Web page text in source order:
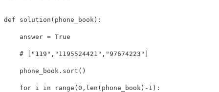
def solution ( phone_book ) :
    answer
= True
# ["119","1195524421","97674223"]
    phone_book
. sort ( )
for i in range ( 0 , len ( phone_book ) - 1 ) :